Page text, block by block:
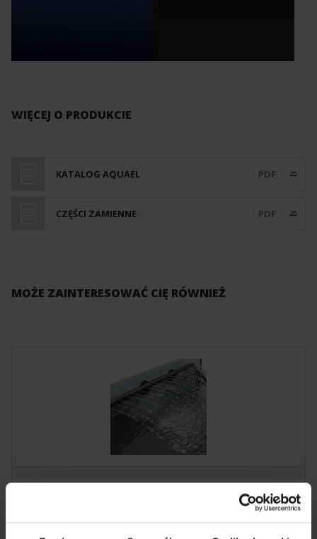
WIĘCEJ O PRODUKCIE
KATALOG AQUAEL PDF
CZĘŚCI ZAMIENNE PDF
MOŻE ZAINTERESOWAĆ CIĘ RÓWNIEŻ